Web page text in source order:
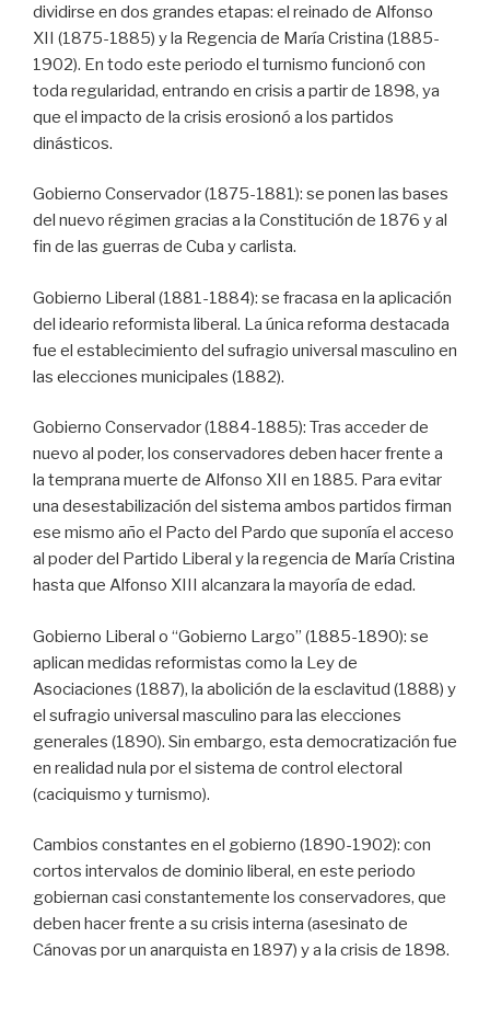
dividirse en dos grandes etapas: el reinado de Alfonso
XII (1875-1885) y la Regencia de María Cristina (1885-
1902). En todo este periodo el turnismo funcionó con
toda regularidad, entrando en crisis a partir de 1898, ya
que el impacto de la crisis erosionó a los partidos
dinásticos.
Gobierno Conservador (1875-1881): se ponen las bases
del nuevo régimen gracias a la Constitución de 1876 y al
fin de las guerras de Cuba y carlista.
Gobierno Liberal (1881-1884): se fracasa en la aplicación
del ideario reformista liberal. La única reforma destacada
fue el establecimiento del sufragio universal masculino en
las elecciones municipales (1882).
Gobierno Conservador (1884-1885): Tras acceder de
nuevo al poder, los conservadores deben hacer frente a
la temprana muerte de Alfonso XII en 1885. Para evitar
una desestabilización del sistema ambos partidos firman
ese mismo año el Pacto del Pardo que suponía el acceso
al poder del Partido Liberal y la regencia de María Cristina
hasta que Alfonso XIII alcanzara la mayoría de edad.
Gobierno Liberal o “Gobierno Largo” (1885-1890): se
aplican medidas reformistas como la Ley de
Asociaciones (1887), la abolición de la esclavitud (1888) y
el sufragio universal masculino para las elecciones
generales (1890). Sin embargo, esta democratización fue
en realidad nula por el sistema de control electoral
(caciquismo y turnismo).
Cambios constantes en el gobierno (1890-1902): con
cortos intervalos de dominio liberal, en este periodo
gobiernan casi constantemente los conservadores, que
deben hacer frente a su crisis interna (asesinato de
Cánovas por un anarquista en 1897) y a la crisis de 1898.